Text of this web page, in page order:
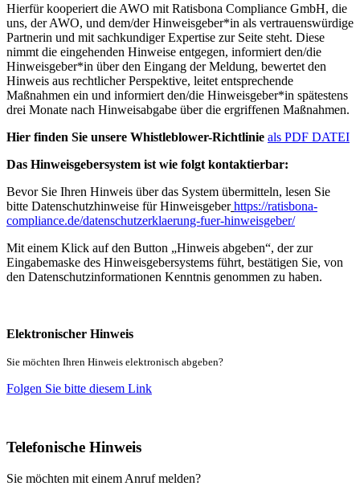
Hierfür kooperiert die AWO mit Ratisbona Compliance GmbH, die
uns, der AWO, und dem/der Hinweisgeber*in als vertrauenswürdige
Partnerin und mit sachkundiger Expertise zur Seite steht. Diese
nimmt die eingehenden Hinweise entgegen, informiert den/die
Hinweisgeber*in über den Eingang der Meldung, bewertet den
Hinweis aus rechtlicher Perspektive, leitet entsprechende
Maßnahmen ein und informiert den/die Hinweisgeber*in spätestens
drei Monate nach Hinweisabgabe über die ergriffenen Maßnahmen.
Hier finden Sie unsere Whistleblower-Richtlinie als PDF DATEI
Das Hinweisgebersystem ist wie folgt kontaktierbar:
Bevor Sie Ihren Hinweis über das System übermitteln, lesen Sie
bitte Datenschutzhinweise für Hinweisgeber https://ratisbona-
compliance.de/datenschutzerklaerung-fuer-hinweisgeber/
Mit einem Klick auf den Button „Hinweis abgeben“, der zur
Eingabemaske des Hinweisgebersystems führt, bestätigen Sie, von
den Datenschutzinformationen Kenntnis genommen zu haben.
Elektronischer Hinweis
Sie möchten Ihren Hinweis elektronisch abgeben?
Folgen Sie bitte diesem Link
Telefonische Hinweis
Sie möchten mit einem Anruf melden?